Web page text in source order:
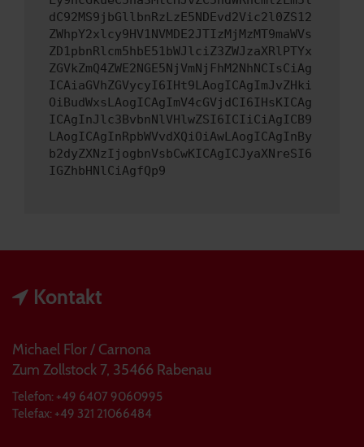
dC92MS9jbGllbnRzLzE5NDEvd2Vic2l0ZS12
ZWhpY2xlcy9HV1NVMDE2JTIzMjMzMT9maWVs
ZD1pbnRlcm5hbE51bWJlciZ3ZWJzaXRlPTYx
ZGVkZmQ4ZWE2NGE5NjVmNjFhM2NhNCIsCiAg
ICAiaGVhZGVycyI6IHt9LAogICAgImJvZHki
OiBudWxsLAogICAgImV4cGVjdCI6IHsKICAg
ICAgInJlc3BvbnNlVHlwZSI6ICIiCiAgICB9
LAogICAgInRpbWVvdXQiOiAwLAogICAgInBy
b2dyZXNzIjogbnVsbCwKICAgICJyaXNreSI6
IGZhbHNlCiAgfQp9
Kontakt
Michael Flor / Carnona
Zum Zollstock 7, 35466 Rabenau
Telefon: +49 6407 9060995
Telefax: +49 321 21066484